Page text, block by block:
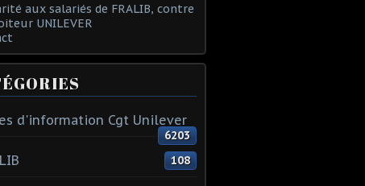
aux salariés de FRALIB, contre
UNILEVER
d'information Cgt Unilever
6203
108